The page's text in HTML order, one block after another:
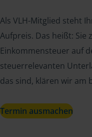
Als VLH-Mitglied steht
Aufpreis. Das heißt:
Einkommensteuer auf
steuerrelevanten
das sind, klären wir am
Termin ausmachen